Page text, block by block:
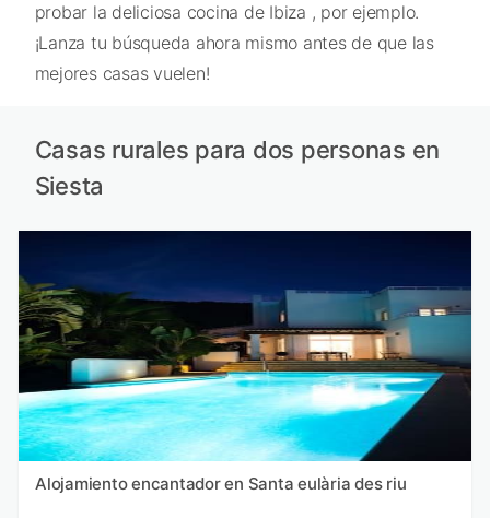
probar la deliciosa cocina de Ibiza , por ejemplo.
¡Lanza tu búsqueda ahora mismo antes de que las
mejores casas vuelen!
Casas rurales para dos personas en
Siesta
Alojamiento encantador en Santa eulària des riu